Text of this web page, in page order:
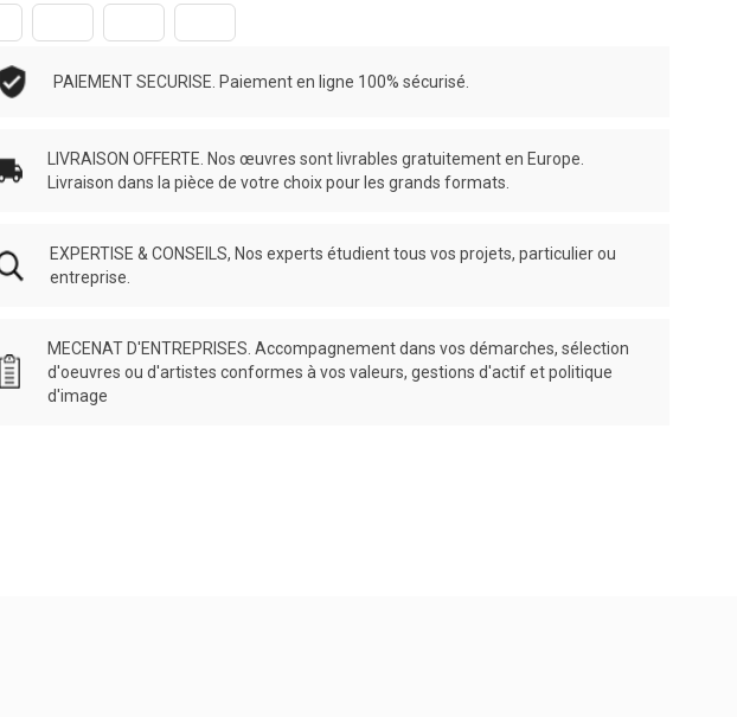
PAIEMENT SECURISE. Paiement en ligne 100% sécurisé.
LIVRAISON OFFERTE. Nos œuvres sont livrables gratuitement en Europe.
Livraison dans la pièce de votre choix pour les grands formats.
EXPERTISE & CONSEILS, Nos experts étudient tous vos projets, particulier ou
entreprise.
MECENAT D'ENTREPRISES. Accompagnement dans vos démarches, sélection
d'oeuvres ou d'artistes conformes à vos valeurs, gestions d'actif et politique
d'image